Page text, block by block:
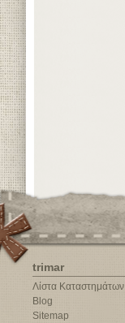
trimar
Λίστα Καταστημάτων
Blog
Sitemap